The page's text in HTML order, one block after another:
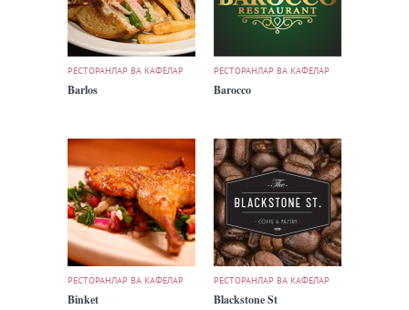
РЕСТОРАНЛАР ВА КАФЕЛАР
Barlos
РЕСТОРАНЛАР ВА КАФЕЛАР
Barocco
РЕСТОРАНЛАР ВА КАФЕЛАР
Binket
РЕСТОРАНЛАР ВА КАФЕЛАР
Blackstone St